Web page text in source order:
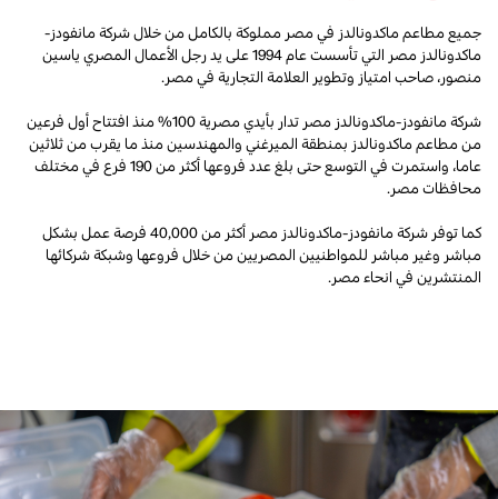
جميع مطاعم ماكدونالدز في مصر مملوكة بالكامل من خلال شركة مانفودز-
ماكدونالدز مصر التي تأسست عام 1994 على يد رجل الأعمال المصري ياسين
منصور، صاحب امتياز وتطوير العلامة التجارية في مصر.
شركة مانفودز-ماكدونالدز مصر تدار بأيدي مصرية 100% منذ افتتاح أول فرعين
من مطاعم ماكدونالدز بمنطقة الميرغني والمهندسين منذ ما يقرب من ثلاثين
عاما، واستمرت في التوسع حتى بلغ عدد فروعها أكثر من 190 فرع في مختلف
محافظات مصر.
كما توفر شركة مانفودز-ماكدونالدز مصر أكثر من 40,000 فرصة عمل بشكل
مباشر وغير مباشر للمواطنيين المصريين من خلال فروعها وشبكة شركائها
المنتشرين في انحاء مصر.